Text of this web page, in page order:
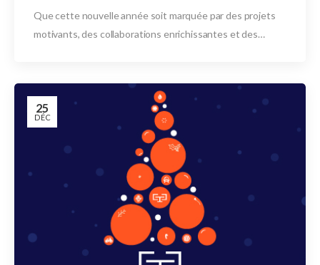
Que cette nouvelle année soit marquée par des projets
motivants, des collaborations enrichissantes et des…
25
DÉC